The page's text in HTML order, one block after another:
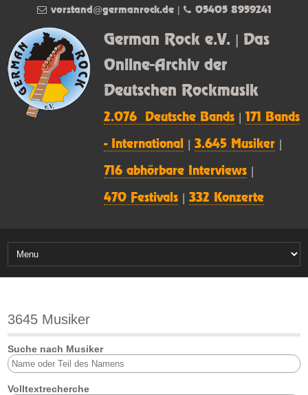
German Rock e.V. | Das
Online-Archiv der
Deutschen Rockmusik
2.076 Deutsche Bands |171 Bands
- International |3.645 Musiker
716 abhörbare Interviews
470 Festivals |332 Konzerte
vorstand@germanrock.de| 05405 8959241
3645 Musiker
Suche nach Musiker
Volltextrecherche